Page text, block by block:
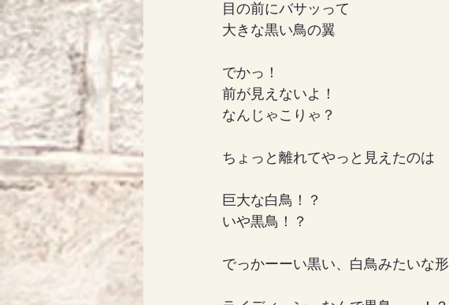
目の前にバサッって
大きな黒い鳥の翼
でかっ！
前が見えないよ！
なんじゃこりゃ？
ちょっと離れてやっと見えたのは
巨大な白鳥！？
いや黒鳥！？
でっかーーい黒い、白鳥みたいな